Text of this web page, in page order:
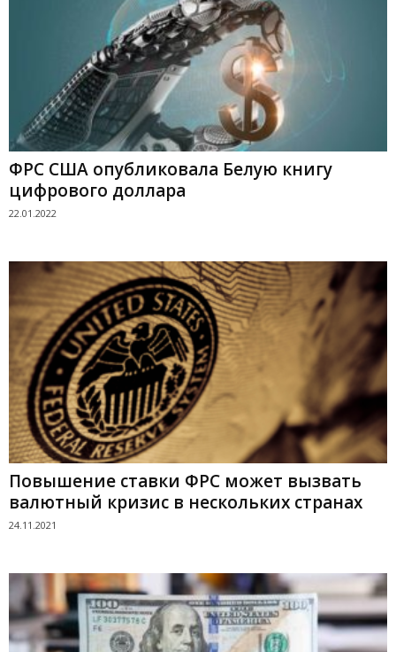
ФРС США опубликовала Белую книгу
цифрового доллара
22.01.2022
Повышение ставки ФРС может вызвать
валютный кризис в нескольких странах
24.11.2021